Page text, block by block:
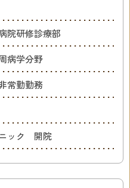
院研修診療部
病学分野
常勤勤務
ック 開院